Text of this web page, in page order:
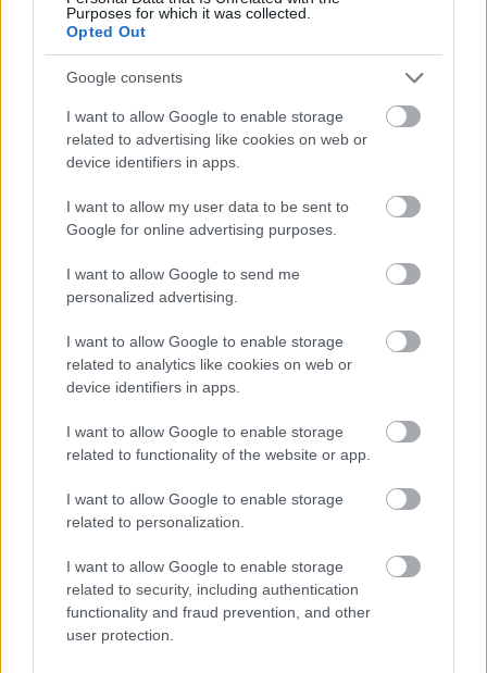
Purposes for which it was collected.
Opted Out
Google consents
I want to allow Google to enable storage
related to advertising like cookies on web or
device identifiers in apps.
I want to allow my user data to be sent to
Google for online advertising purposes.
I want to allow Google to send me
personalized advertising.
I want to allow Google to enable storage
related to analytics like cookies on web or
device identifiers in apps.
I want to allow Google to enable storage
related to functionality of the website or app.
I want to allow Google to enable storage
related to personalization.
I want to allow Google to enable storage
related to security, including authentication
functionality and fraud prevention, and other
user protection.
τηγανητή μακαρονόπιτα» φέτος.
Το 50 Top Pizza έχει καταχωρήσεις για πιτσαρίες
σε όλο τον κόσμο. Δημιουργούνται από περίπου
1.000 «επιθεωρητές» σε όλο τον κόσμο, οι οποίοι
τους και στη συνέχεια πραγματοποιούν ανώνυμες